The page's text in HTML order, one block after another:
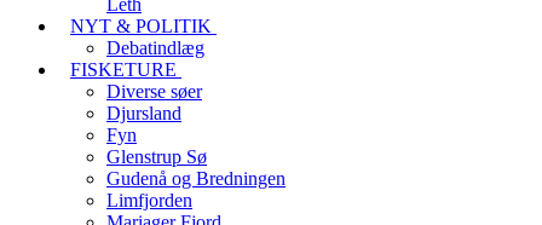
Leth
NYT & POLITIK
Debatindlæg
FISKETURE
Diverse søer
Djursland
Fyn
Glenstrup Sø
Gudenå og Bredningen
Limfjorden